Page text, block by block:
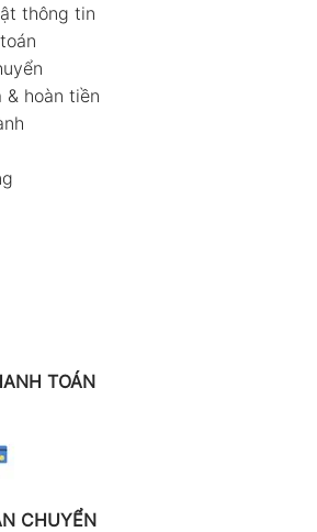
thông tin
& hoàn tiền
TOÁN
CHUYỂN